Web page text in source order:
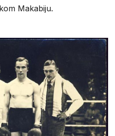
Makabiju.